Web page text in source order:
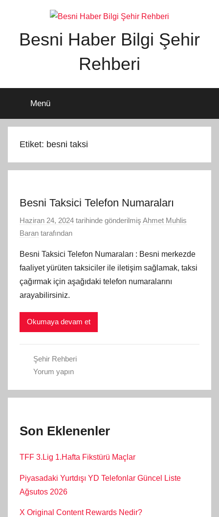
Besni Haber Bilgi Şehir
Rehberi
Menü
Etiket: besni taksi
Besni Taksici Telefon Numaraları
Haziran 24, 2024 tarihinde gönderilmiş Ahmet Muhlis
Baran tarafından
Besni Taksici Telefon Numaraları : Besni merkezde
faaliyet yürüten taksiciler ile iletişim sağlamak, taksi
çağırmak için aşağıdaki telefon numaralarını
arayabilirsiniz.
Okumaya devam et
Şehir Rehberi
Yorum yapın
Son Eklenenler
TFF 3.Lig 1.Hafta Fikstürü Maçlar
Piyasadaki Yurtdışı YD Telefonlar Güncel Liste
Ağsutos 2026
X Original Content Rewards Nedir?